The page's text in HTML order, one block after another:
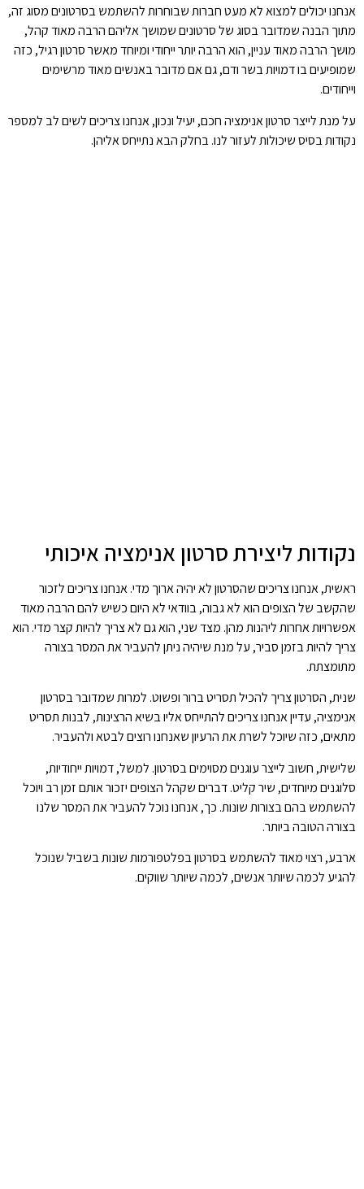
אנחנו יכולים למצוא לא מעט חברות שבוחרות להשתמש בסרטונים מסוג זה,
מתוך הבנה שמדובר בסוג של סרטונים שמושך אליהם הרבה מאוד קהל,
מושך הרבה מאוד עניין, הוא הרבה יותר ייחודי ומיוחד מאשר סרטון רגיל, כזה
שמופיעים בו דמויות בשר ודם, גם אם מדובר באנשים מאוד מרשימים
וייחודים.
על מנת לייצר סרטון אנימציה חכם, יעיל ונכון, אנחנו צריכים לשים לב למספר
נקודות בסיס שיכולות לעזור לנו. בחלק הבא נתייחס אליהן.
נקודות ליצירת סרטון אנימציה איכותי
ראשית, אנחנו צריכים שהסרטון לא יהיה ארוך מדי. אנחנו צריכים לזכור
שהקשב של הצופים הוא לא גבוה, בוודאי לא היום כשיש להם הרבה מאוד
אפשרויות אחרות ליהנות מהן. מצד שני, הוא גם לא צריך להיות קצר מדי. הוא
צריך להיות בזמן סביר, על מנת שיהיה ניתן להעביר את המסר בצורה
מתומצתת.
שנית, הסרטון צריך להכיל תסריט ברור ופשוט. למרות שמדובר בסרטון
אנימציה, עדיין אנחנו צריכים להתייחס אליו בשיא הרצינות, לבנות תסריט
מתאים, כזה שיוכל לשרת את הרעיון שאנחנו רוצים לבטא ולהעביר.
שלישית, חשוב לייצר עוגנים מסוימים בסרטון. למשל, דמויות ייחודיות,
סלוגנים מיוחדים, שיר קליט. דברים שקהל הצופים יזכור אותם זמן רב ויוכל
להשתמש בהם בצורות שונות. כך, אנחנו נוכל להעביר את המסר שלנו
בצורה הטובה ביותר.
ארבע, רצוי מאוד להשתמש בסרטון בפלטפורמות שונות בשביל שנוכל
להגיע לכמה שיותר אנשים, לכמה שיותר שווקים.